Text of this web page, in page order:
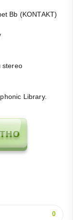
Bb (KONTAKT)
stereo
Library.
0